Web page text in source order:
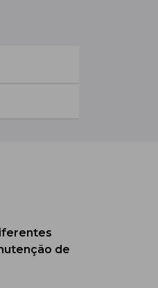
de